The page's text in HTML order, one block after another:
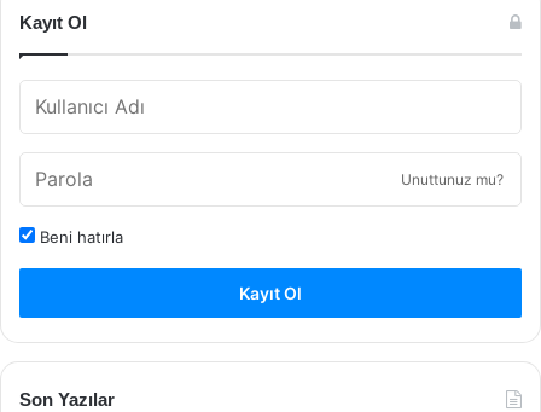
Kayıt Ol
Unuttunuz mu?
Beni hatırla
Kayıt Ol
Son Yazılar